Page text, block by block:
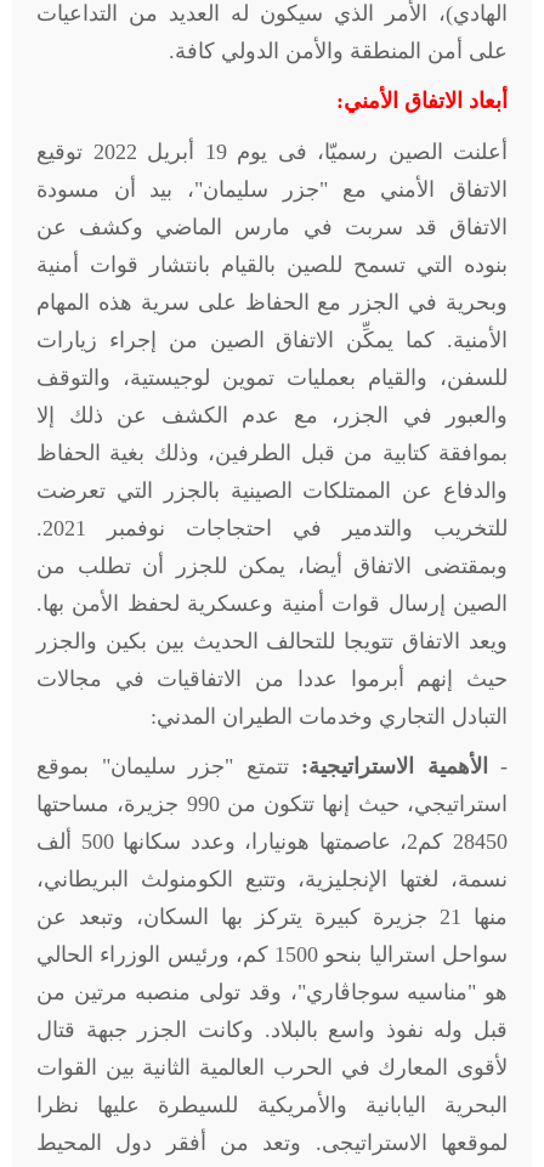
الهادي)، الأمر الذي سيكون له العديد من التداعيات
على أمن المنطقة والأمن الدولي كافة.
أبعاد الاتفاق الأمني:
أعلنت الصين رسميّا، فى يوم 19 أبريل 2022 توقيع
الاتفاق الأمني مع "جزر سليمان"، بيد أن مسودة
الاتفاق قد سربت في مارس الماضي وكشف عن
بنوده التي تسمح للصين بالقيام بانتشار قوات أمنية
وبحرية في الجزر مع الحفاظ على سرية هذه المهام
الأمنية. كما يمكِّن الاتفاق الصين من إجراء زيارات
للسفن، والقيام بعمليات تموين لوجيستية، والتوقف
والعبور في الجزر، مع عدم الكشف عن ذلك إلا
بموافقة كتابية من قبل الطرفين، وذلك بغية الحفاظ
والدفاع عن الممتلكات الصينية بالجزر التي تعرضت
للتخريب والتدمير في احتجاجات نوفمبر 2021.
وبمقتضى الاتفاق أيضا، يمكن للجزر أن تطلب من
الصين إرسال قوات أمنية وعسكرية لحفظ الأمن بها.
ويعد الاتفاق تتويجا للتحالف الحديث بين بكين والجزر
حيث إنهم أبرموا عددا من الاتفاقيات في مجالات
التبادل التجاري وخدمات الطيران المدني:
- الأهمية الاستراتيجية: تتمتع "جزر سليمان" بموقع
استراتيجي، حيث إنها تتكون من 990 جزيرة، مساحتها
28450 كم2، عاصمتها هونيارا، وعدد سكانها 500 ألف
نسمة، لغتها الإنجليزية، وتتبع الكومنولث البريطاني،
منها 21 جزيرة كبيرة يتركز بها السكان، وتبعد عن
سواحل استراليا بنحو 1500 كم، ورئيس الوزراء الحالي
هو "مناسيه سوجاڤاري"، وقد تولى منصبه مرتين من
قبل وله نفوذ واسع بالبلاد. وكانت الجزر جبهة قتال
لأقوى المعارك في الحرب العالمية الثانية بين القوات
البحرية اليابانية والأمريكية للسيطرة عليها نظرا
لموقعها الاستراتيجى. وتعد من أفقر دول المحيط